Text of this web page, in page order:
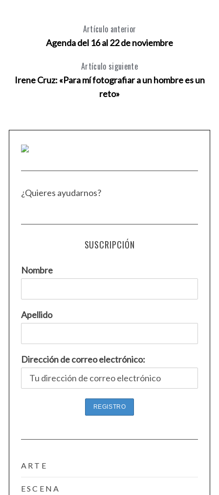
Artículo anterior
Agenda del 16 al 22 de noviembre
Artículo siguiente
Irene Cruz: «Para mí fotografiar a un hombre es un
reto»
¿Quieres ayudarnos?
SUSCRIPCIÓN
Nombre
Apellido
Dirección de correo electrónico:
ARTE
ESCENA